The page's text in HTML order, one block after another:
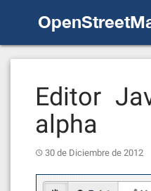
Editor
alpha
30 de Diciembre de 2012